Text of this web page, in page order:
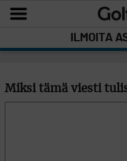
ILMOITA
Miksi tämä viesti